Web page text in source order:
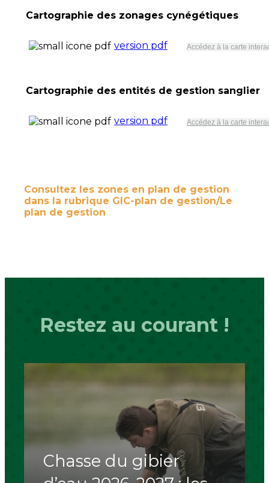
Cartographie des zonages cynégétiques
version pdf Accédez à la carte
Cartographie des entités de gestion sanglier
version pdf Accédez à la carte
Consultez les zones en plan de gestion
dans la rubrique GIC-plan de gestion/Le
plan de gestion
Restez au courant !
Chasse du gibier